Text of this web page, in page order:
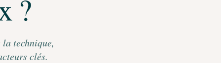
?
technique,
clés.